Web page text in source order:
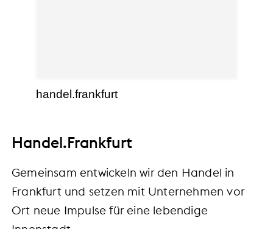
handel.frankfurt
Handel.Frankfurt
Gemeinsam entwickeln wir den Handel in
Frankfurt und setzen mit Unternehmen vor
Ort neue Impulse für eine lebendige